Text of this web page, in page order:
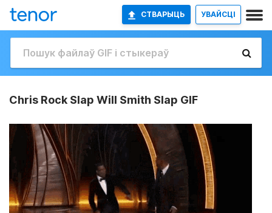
СТВАРЫЦЬ УВАЙСЦІ
Chris Rock Slap Will Smith Slap GIF